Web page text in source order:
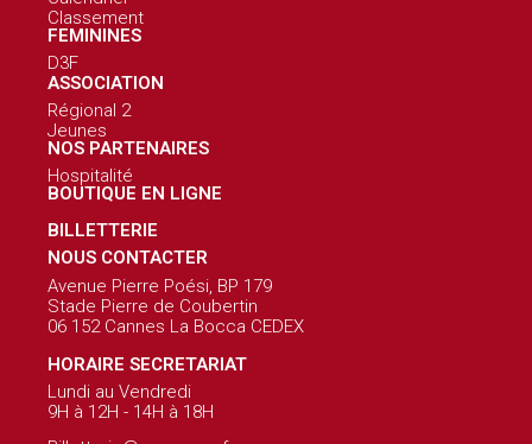
Classement
FEMININES
D3F
ASSOCIATION
Régional 2
Jeunes
NOS PARTENAIRES
Hospitalité
BOUTIQUE EN LIGNE
BILLETTERIE
NOUS CONTACTER
Avenue Pierre Poési, BP 179
Stade Pierre de Coubertin
06 152 Cannes La Bocca CEDEX
HORAIRE SECRETARIAT
Lundi au Vendredi
9H à 12H - 14H à 18H